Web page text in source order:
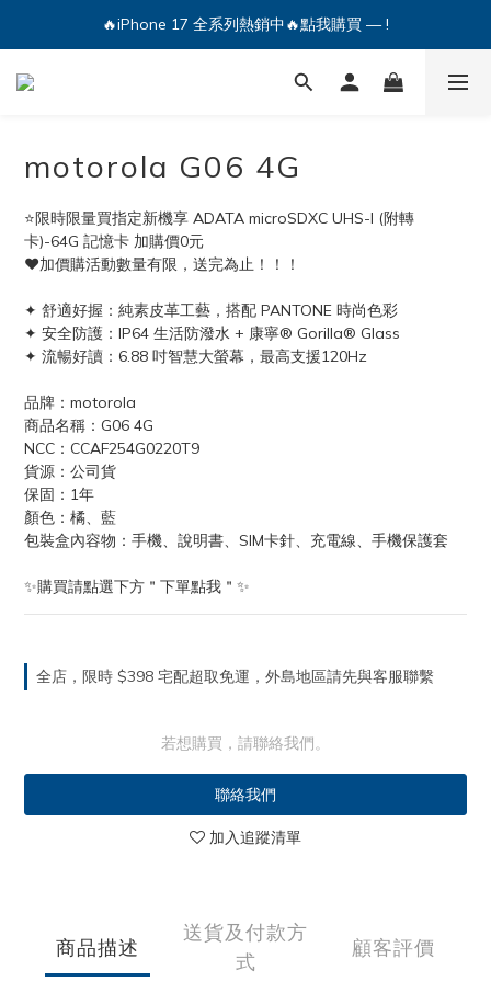
🔥iPhone 17 全系列熱銷中🔥點我購買 — !
🔥iPhone 17 全系列熱銷中🔥點我購買 — !
motorola G06 4G
⭐限時限量買指定新機享 ADATA microSDXC UHS-I (附轉
卡)-64G 記憶卡 加購價0元
❤️加價購活動數量有限，送完為止！！！
✦ 舒適好握：純素皮革工藝，搭配 PANTONE 時尚色彩​
✦ 安全防護：IP64 生活防潑水 + 康寧® Gorilla® Glass​
✦ 流暢好讀：6.88 吋智慧大螢幕，最高支援120Hz​
品牌：motorola
商品名稱：G06 4G
NCC：CCAF254G0220T9
貨源：公司貨
保固：1年
顏色：橘、藍
包裝盒內容物：手機、說明書、SIM卡針、充電線、手機保護套
✨購買請點選下方＂下單點我＂✨
全店，限時 $398 宅配超取免運，外島地區請先與客服聯繫
若想購買，請聯絡我們。
聯絡我們
加入追蹤清單
商品描述
送貨及付款方
式
顧客評價